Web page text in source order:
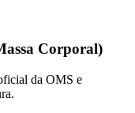
Corporal)
da OMS e